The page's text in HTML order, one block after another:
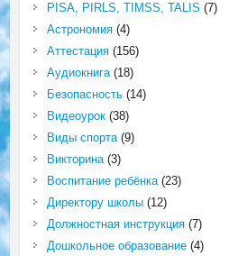
PISA, PIRLS, TIMSS, TALIS (7)
Астрономия(4)
Аттестация(156)
Аудиокнига(18)
Безопасность(14)
Видеоурок(38)
Виды спорта(9)
Викторина(3)
Воспитание ребёнка(23)
Директору школы(12)
Должностная инструкция(7)
Дошкольное образование(4)